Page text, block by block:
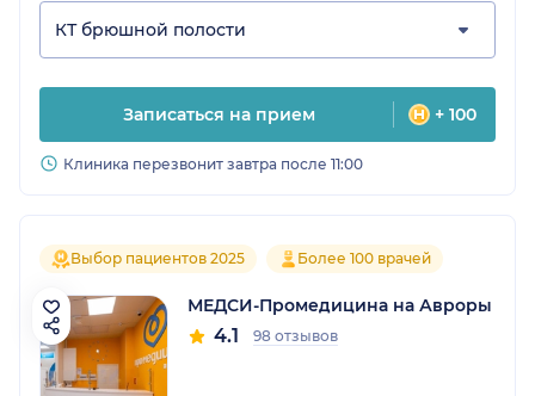
КТ брюшной полости
Записаться на прием + 100
Клиника перезвонит завтра после 11:00
Выбор пациентов 2025 Более 100 врачей
МЕДСИ-Промедицина на Авроры
4.1 98 отзывов